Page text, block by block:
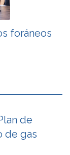
foráneos
de
de gas